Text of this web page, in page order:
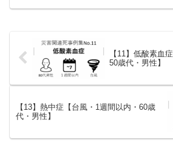
【11】低酸素血
50歳代・男性】
【13】熱中症【台風・1週間以内・60歳
代・男性】